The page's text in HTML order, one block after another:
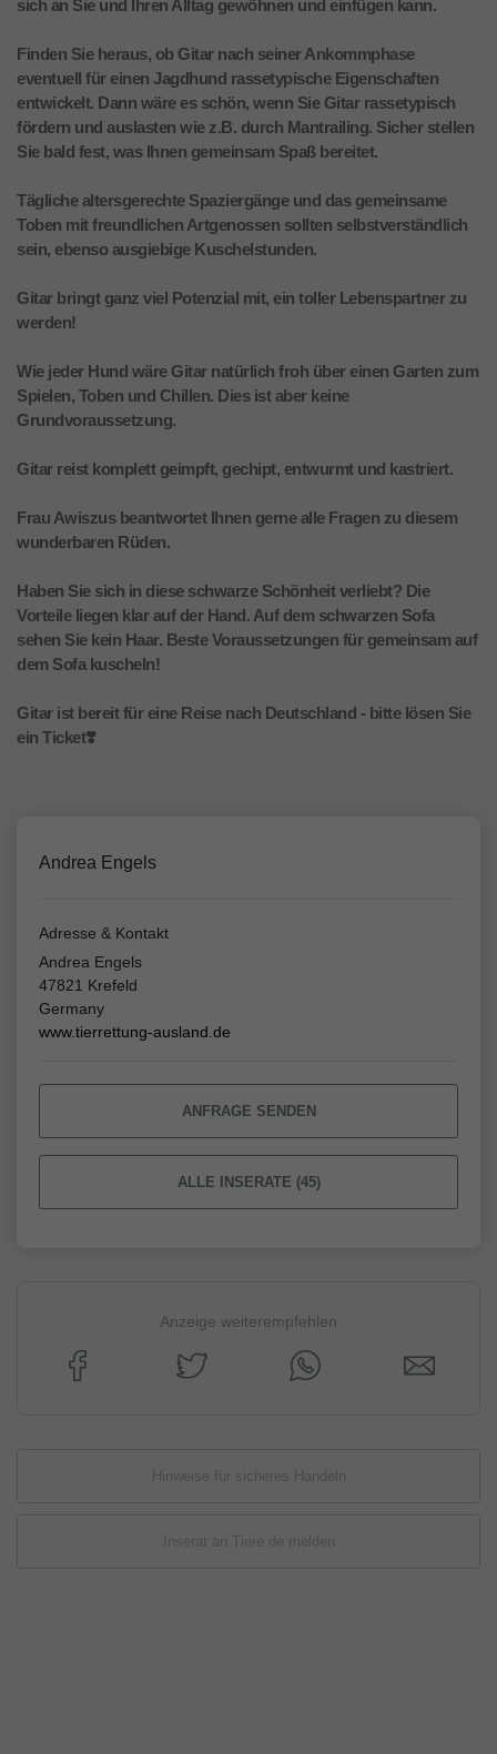
sich an Sie und Ihren Alltag gewöhnen und einfügen kann.
Finden Sie heraus, ob Gitar nach seiner Ankommphase
eventuell für einen Jagdhund rassetypische Eigenschaften
entwickelt. Dann wäre es schön, wenn Sie Gitar rassetypisch
fördern und auslasten wie z.B. durch Mantrailing. Sicher stellen
Sie bald fest, was Ihnen gemeinsam Spaß bereitet.
Tägliche altersgerechte Spaziergänge und das gemeinsame
Toben mit freundlichen Artgenossen sollten selbstverständlich
sein, ebenso ausgiebige Kuschelstunden.
Gitar bringt ganz viel Potenzial mit, ein toller Lebenspartner zu
werden!
Wie jeder Hund wäre Gitar natürlich froh über einen Garten zum
Spielen, Toben und Chillen. Dies ist aber keine
Grundvoraussetzung.
Gitar reist komplett geimpft, gechipt, entwurmt und kastriert.
Frau Awiszus beantwortet Ihnen gerne alle Fragen zu diesem
wunderbaren Rüden.
Haben Sie sich in diese schwarze Schönheit verliebt? Die
Vorteile liegen klar auf der Hand. Auf dem schwarzen Sofa
sehen Sie kein Haar. Beste Voraussetzungen für gemeinsam auf
dem Sofa kuscheln!
Gitar ist bereit für eine Reise nach Deutschland - bitte lösen Sie
ein Ticket❣️
Andrea Engels
Adresse & Kontakt
Andrea Engels
47821 Krefeld
Germany
www.tierrettung-ausland.de
ANFRAGE SENDEN
ALLE INSERATE (45)
Anzeige weiterempfehlen
Hinweise für sicheres Handeln
Inserat an Tiere.de melden